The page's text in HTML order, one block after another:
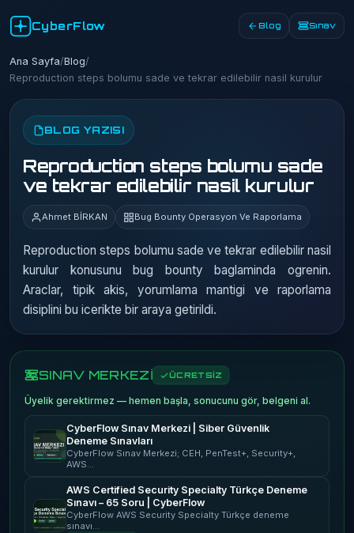
CyberFlow Blog Sınav
Ana Sayfa/Blog/
Reproduction steps bolumu sade ve tekrar edilebilir nasil kurulur
BLOG YAZISI
Reproduction steps bolumu sade
ve tekrar edilebilir nasil kurulur
Ahmet BİRKAN Bug Bounty Operasyon Ve Raporlama
Reproduction steps bolumu sade ve tekrar edilebilir nasil
kurulur konusunu bug bounty baglaminda ogrenin.
Araclar, tipik akis, yorumlama mantigi ve raporlama
disiplini bu icerikte bir araya getirildi.
SINAV MERKEZİ ÜCRETSİZ
Üyelik gerektirmez — hemen başla, sonucunu gör, belgeni al.
CyberFlow Sınav Merkezi | Siber Güvenlik
Deneme Sınavları
CyberFlow Sınav Merkezi; CEH, PenTest+, Security+,
AWS…
AWS Certified Security Specialty Türkçe Deneme
Sınavı – 65 Soru | CyberFlow
CyberFlow AWS Security Specialty Türkçe deneme
sınavı…